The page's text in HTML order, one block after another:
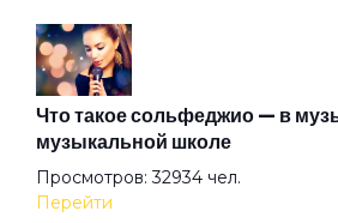
Что такое сольфеджио — в
музыкальной школе
Просмотров: 32934 чел.
Перейти